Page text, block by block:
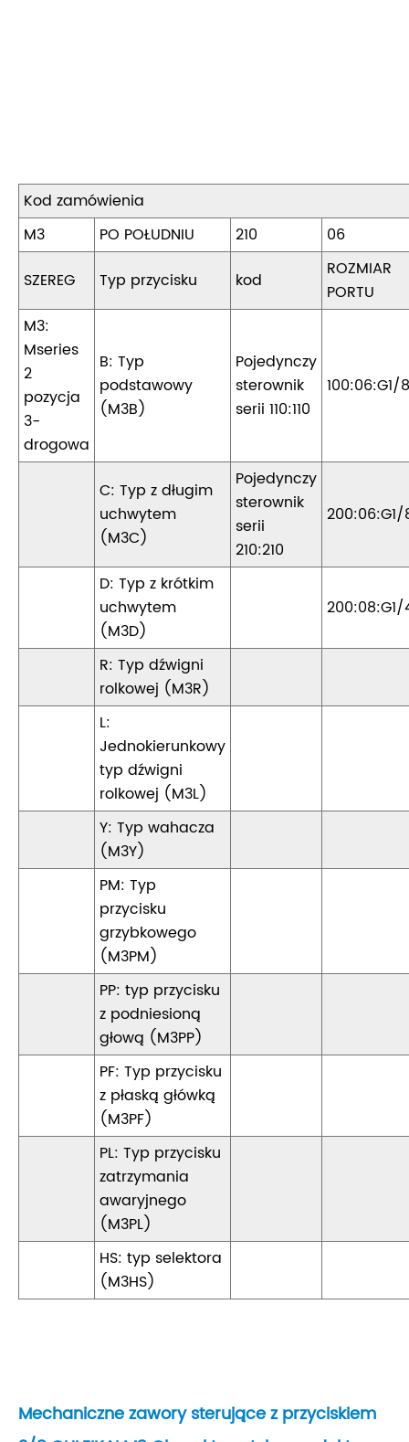
Kod zamówienia
M3
PO POŁUDNIU 210
06
SZEREG
Typ przycisku kod
ROZMIAR
PORTU
M3:
Mseries
2
pozycja
3-
drogowa
B: Typ
podstawowy
(M3B)
Pojedynczy
sterownik
serii 110:110
100:06:G1/8
C: Typ z długim
uchwytem
(M3C)
Pojedynczy
sterownik
serii
210:210
200:06:G1/
D: Typ z krótkim
uchwytem
(M3D)
200:08:G1/
R: Typ dźwigni
rolkowej (M3R)
L:
Jednokierunkowy
typ dźwigni
rolkowej (M3L)
Y: Typ wahacza
(M3Y)
PM: Typ
przycisku
grzybkowego
(M3PM)
PP: typ przycisku
z podniesioną
głową (M3PP)
PF: Typ przycisku
z płaską główką
(M3PF)
PL: Typ przycisku
zatrzymania
awaryjnego
(M3PL)
HS: typ selektora
(M3HS)
Mechaniczne zawory sterujące z przyciskiem